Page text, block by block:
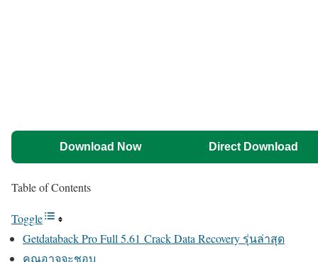
Download Now Direct Download
Table of Contents
Toggle
Getdataback Pro Full 5.61 Crack Data Recovery รุ่นล่าสุด
คุณอาจจะชอบ